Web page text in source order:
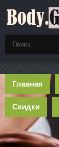
Главная
Скидки